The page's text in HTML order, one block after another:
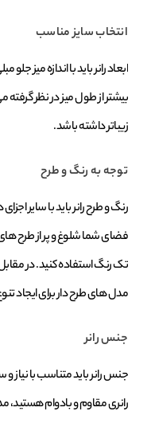
انتخاب سایز مناسب
ابعاد رانر باید با اندازه میز
بیشتر از طول میز در نظر
زیباتر داشته باشد.
توجه به رنگ و طرح
رنگ و طرح رانر باید با سایر
فضای شما شلوغ و پر از طرح‌
تک‌ رنگ استفاده کنید. در
مدل‌ های طرح‌ دار برای ایجاد
جنس رانر
جنس رانر باید متناسب با نیاز
رانری مقاوم و بادوام